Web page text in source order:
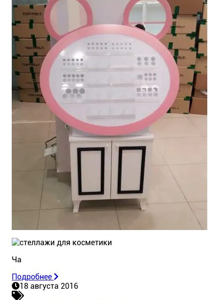
Ча
Подробнее
18 августа 2016